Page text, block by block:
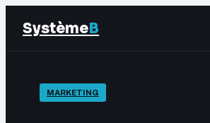
SystèmeB
FinanceMARKETING